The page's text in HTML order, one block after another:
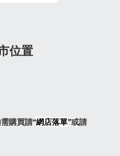
位置
購買請“網店落單”或請